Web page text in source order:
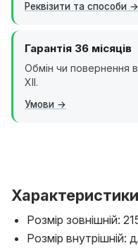
Реквізити та способи
Гарантія 36 місяців
Обмін чи повернення
XII.
Умови
Розмір зовнішній:
Розмір